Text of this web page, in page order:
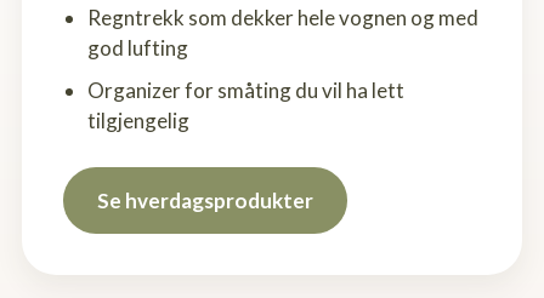
Regntrekk som dekker hele vognen og med
god lufting
Organizer for småting du vil ha lett
tilgjengelig
Se hverdagsprodukter